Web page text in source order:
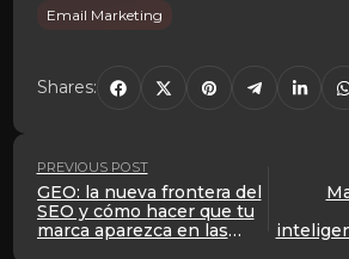
Email Marketing
Shares:
PREVIOUS POST
GEO: la nueva frontera del
SEO y cómo hacer que tu
marca aparezca en las